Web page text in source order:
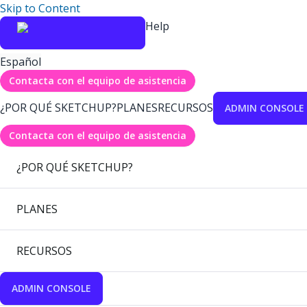
Skip to Content
Help
Español
Contacta con el equipo de asistencia
¿POR QUÉ SKETCHUP?PLANESRECURSOS ADMIN CONSOLE
Contacta con el equipo de asistencia
¿POR QUÉ SKETCHUP?
PLANES
RECURSOS
ADMIN CONSOLE